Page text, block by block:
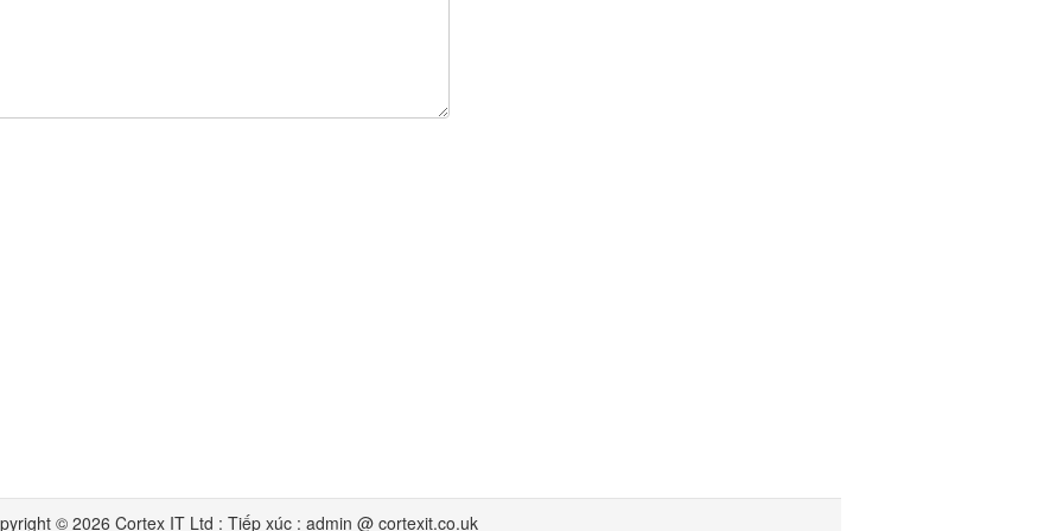
© 2026 Cortex IT Ltd : Tiếp xúc : admin @ cortexit.co.uk